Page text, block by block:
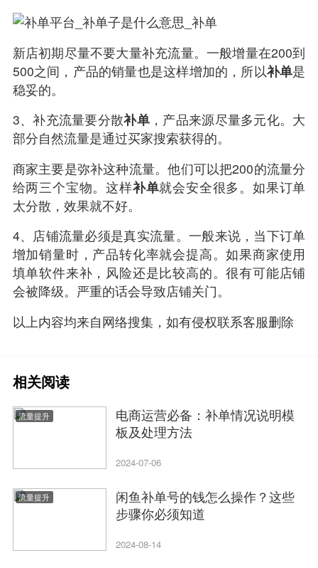
新店初期尽量不要大量补充流量。一般增量在200到
500之间，产品的销量也是这样增加的，所以补单是
稳妥的。
3、补充流量要分散补单 ，产品来源尽量多元化。大
部分自然流量是通过买家搜索获得的。
商家主要是弥补这种流量。他们可以把200的流量分
给两三个宝物。这样补单就会安全很多。如果订单
太分散，效果就不好。
4、店铺流量必须是真实流量。一般来说，当下订单
增加销量时，产品转化率就会提高。如果商家使用
填单软件来补，风险还是比较高的。很有可能店铺
会被降级。严重的话会导致店铺关门。
以上内容均来自网络搜集，如有侵权联系客服删除
相关阅读
流量提升
电商运营必备：补单情况说明模
板及处理方法
2024-07-06
流量提升
闲鱼补单号的钱怎么操作？这些
步骤你必须知道
2024-08-14